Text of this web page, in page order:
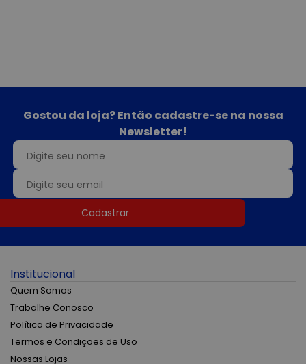
Gostou da loja? Então cadastre-se na nossa
Newsletter!
Cadastrar
Institucional
Quem Somos
Trabalhe Conosco
Política de Privacidade
Termos e Condições de Uso
Nossas Lojas